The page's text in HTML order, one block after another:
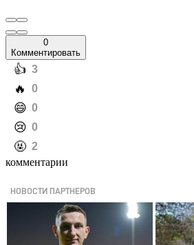
0
Комментировать
️👍 3
️🔥 0
️😄 0
️😢 0
️🤬 2
комментарии